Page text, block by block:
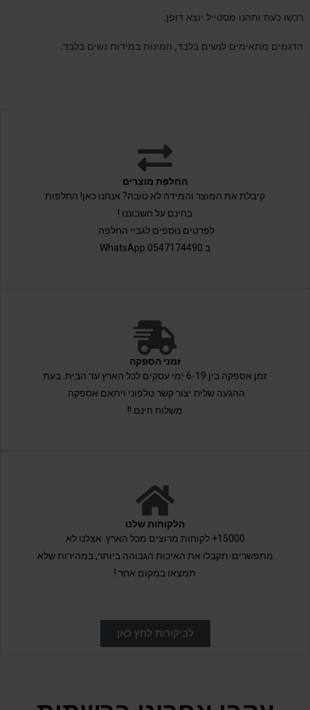
רכשו כעת ותהנו מסטייל יוצא דופן.
הדגמים מתאימים לנשים בלבד, וזמינות במידות נשים בלבד.
החלפת מוצרים
קיבלת את המוצר והמידה לא טובה? אנחנו כאן! החלפות
בחינם על חשבוננו !
לפרטים נוספים לגביי החלפה:
ב 0547174490 WhatsApp
זמני הספקה
זמן אספקה בין 6-19 ימי עסקים לכל הארץ עד הבית. בעת
ההגעה שליח יצור קשר טלפוני ויתאם אספקה.
משלוח חינם !!
הלקוחות שלנו
15000+ לקוחות מרוצים מכל הארץ. אצלנו לא
מתפשרים-תקבלו את האיכות הגבוהה ביותר, במהירות שלא
תמצאו במקום אחר !
לביקורות לחץ כאן